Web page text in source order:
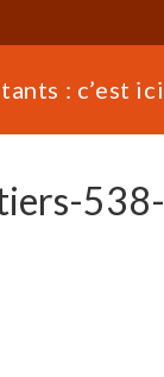
: c’est